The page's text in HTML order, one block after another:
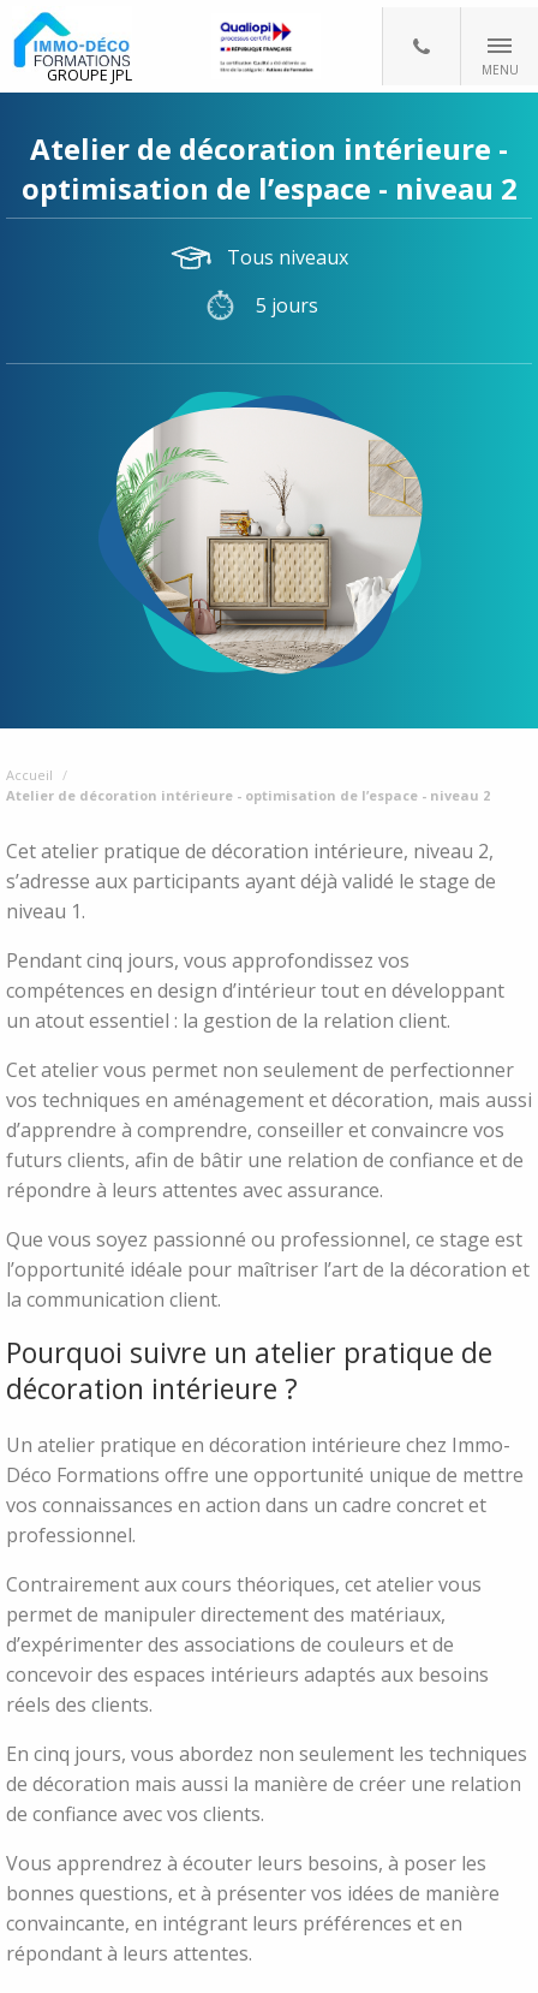
GROUPE JPL MENU
Atelier de décoration intérieure -
optimisation de l’espace - niveau 2
Tous niveaux
5 jours
Accueil
Atelier de décoration intérieure - optimisation de l’espace - niveau 2
Cet atelier pratique de décoration intérieure, niveau 2,
s’adresse aux participants ayant déjà validé le stage de
niveau 1.
Pendant cinq jours, vous approfondissez vos
compétences en design d’intérieur tout en développant
un atout essentiel : la gestion de la relation client.
Cet atelier vous permet non seulement de perfectionner
vos techniques en aménagement et décoration, mais aussi
d’apprendre à comprendre, conseiller et convaincre vos
futurs clients, afin de bâtir une relation de confiance et de
répondre à leurs attentes avec assurance.
Que vous soyez passionné ou professionnel, ce stage est
l’opportunité idéale pour maîtriser l’art de la décoration et
la communication client.
Pourquoi suivre un atelier pratique de
décoration intérieure ?
Un atelier pratique en décoration intérieure chez Immo-
Déco Formations offre une opportunité unique de mettre
vos connaissances en action dans un cadre concret et
professionnel.
Contrairement aux cours théoriques, cet atelier vous
permet de manipuler directement des matériaux,
d’expérimenter des associations de couleurs et de
concevoir des espaces intérieurs adaptés aux besoins
réels des clients.
En cinq jours, vous abordez non seulement les techniques
de décoration mais aussi la manière de créer une relation
de confiance avec vos clients.
Vous apprendrez à écouter leurs besoins, à poser les
bonnes questions, et à présenter vos idées de manière
convaincante, en intégrant leurs préférences et en
répondant à leurs attentes.